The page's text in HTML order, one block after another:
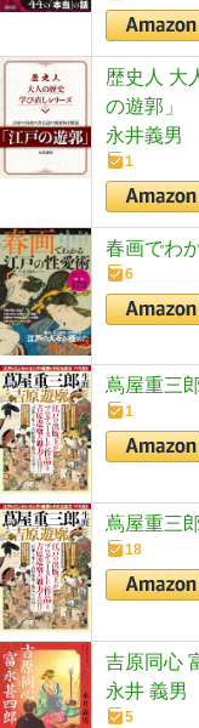
歴史人 大
の遊郭」
永井義男
1
春画でわ
6
蔦屋重三
1
蔦屋重三
18
吉原同心
永井 義男
5